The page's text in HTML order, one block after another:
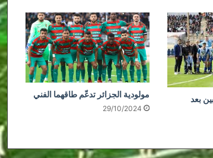
بعد
مولودية الجزائر تدعّم طاقهما الفني
29/10/2024